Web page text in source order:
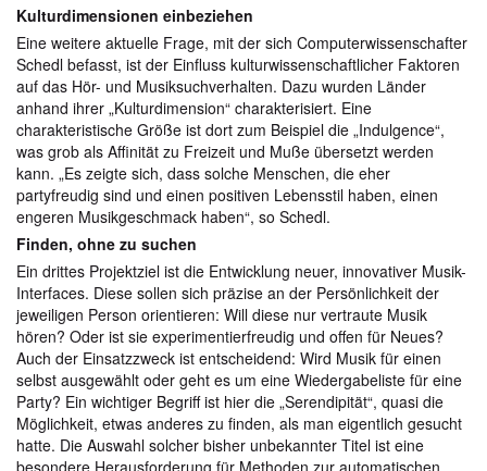
Kulturdimensionen einbeziehen
Eine weitere aktuelle Frage, mit der sich Computerwissenschafter
Schedl befasst, ist der Einfluss kulturwissenschaftlicher Faktoren
auf das Hör- und Musiksuchverhalten. Dazu wurden Länder
anhand ihrer „Kulturdimension“ charakterisiert. Eine
charakteristische Größe ist dort zum Beispiel die „Indulgence“,
was grob als Affinität zu Freizeit und Muße übersetzt werden
kann. „Es zeigte sich, dass solche Menschen, die eher
partyfreudig sind und einen positiven Lebensstil haben, einen
engeren Musikgeschmack haben“, so Schedl.
Finden, ohne zu suchen
Ein drittes Projektziel ist die Entwicklung neuer, innovativer Musik-
Interfaces. Diese sollen sich präzise an der Persönlichkeit der
jeweiligen Person orientieren: Will diese nur vertraute Musik
hören? Oder ist sie experimentierfreudig und offen für Neues?
Auch der Einsatzzweck ist entscheidend: Wird Musik für einen
selbst ausgewählt oder geht es um eine Wiedergabeliste für eine
Party? Ein wichtiger Begriff ist hier die „Serendipität“, quasi die
Möglichkeit, etwas anderes zu finden, als man eigentlich gesucht
hatte. Die Auswahl solcher bisher unbekannter Titel ist eine
besondere Herausforderung für Methoden zur automatischen